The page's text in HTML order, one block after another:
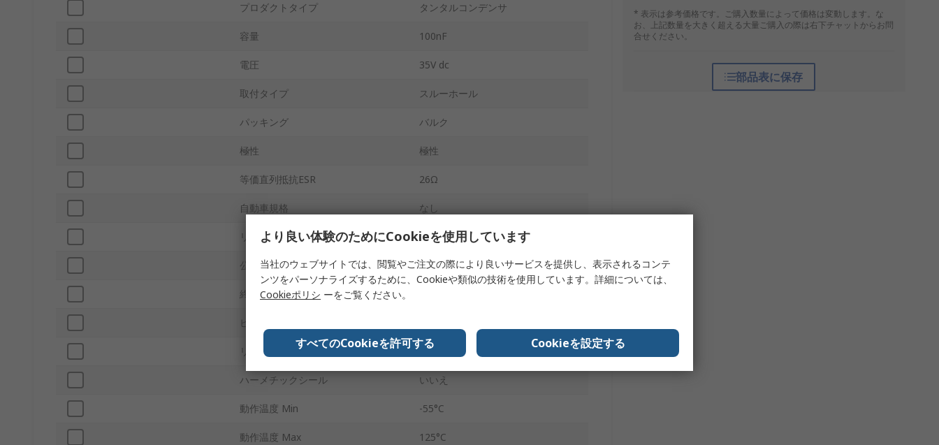
* 表示は参考価格です。ご購入数量によって価格は変動します。な
お、上記数量を大きく超える大量ご購入の際は右下チャットからお問
合せください。
部品表に保存
プロダクトタイプ タンタルコンデンサ
容量 100nF
電圧 35V dc
取付タイプ スルーホール
パッキング バルク
極性 極性
等価直列抵抗ESR 26Ω
自動車規格 なし
リード間隔 5mm
公差 ±20 %
終端処理
ピン数
リードスタイル 外側の曲げ
ハーメチックシール いいえ
動作温度 Min -55°C
動作温度 Max 125°C
より良い体験のためにCookieを使用しています
当社のウェブサイトでは、閲覧やご注文の際により良いサービスを提供し、表示されるコンテ
ンツをパーソナライズするために、Cookieや類似の技術を使用しています。詳細については、
Cookieポリシ ーをご覧ください。
すべてのCookieを許可する Cookieを設定する